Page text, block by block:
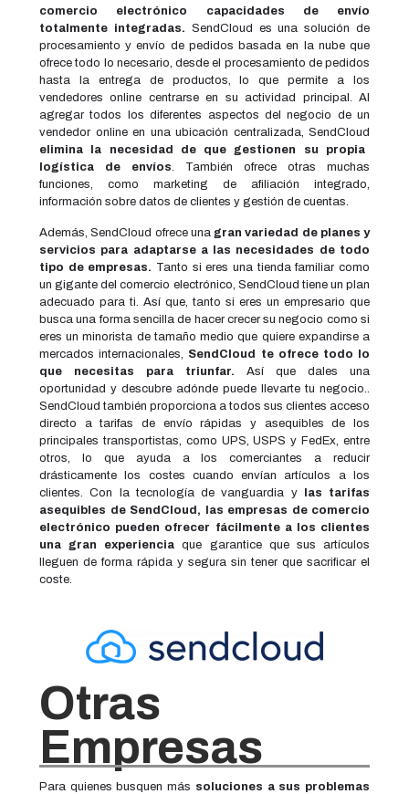
comercio electrónico capacidades de envío
totalmente integradas. SendCloud es una solución de
procesamiento y envío de pedidos basada en la nube que
ofrece todo lo necesario, desde el procesamiento de pedidos
hasta la entrega de productos, lo que permite a los
vendedores online centrarse en su actividad principal. Al
agregar todos los diferentes aspectos del negocio de un
vendedor online en una ubicación centralizada, SendCloud
elimina la necesidad de que gestionen su propia
logística de envíos . También ofrece otras muchas
funciones, como marketing de afiliación integrado,
información sobre datos de clientes y gestión de cuentas.
Además, SendCloud ofrece una gran variedad de planes y
servicios para adaptarse a las necesidades de todo
tipo de empresas. Tanto si eres una tienda familiar como
un gigante del comercio electrónico, SendCloud tiene un plan
adecuado para ti. Así que, tanto si eres un empresario que
busca una forma sencilla de hacer crecer su negocio como si
eres un minorista de tamaño medio que quiere expandirse a
mercados internacionales, SendCloud te ofrece todo lo
que necesitas para triunfar. Así que dales una
oportunidad y descubre adónde puede llevarte tu negocio..
SendCloud también proporciona a todos sus clientes acceso
directo a tarifas de envío rápidas y asequibles de los
principales transportistas, como UPS, USPS y FedEx, entre
otros, lo que ayuda a los comerciantes a reducir
drásticamente los costes cuando envían artículos a los
clientes. Con la tecnología de vanguardia ylas tarifas
asequibles de SendCloud, las empresas de comercio
electrónico pueden ofrecer fácilmente a los clientes
una gran experienciaque garantice que sus artículos
lleguen de forma rápida y segura sin tener que sacrificar el
coste.
Otras
Empresas
Para quienes busquen más soluciones a sus problemas